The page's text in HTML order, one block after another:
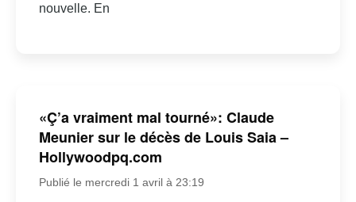
nouvelle. En
«Ç’a vraiment mal tourné»: Claude
Meunier sur le décès de Louis Saia –
Hollywoodpq.com
Publié le mercredi 1 avril à 23:19